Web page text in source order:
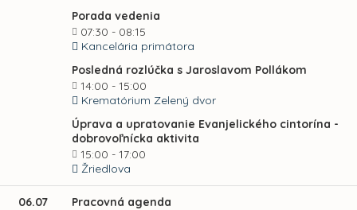
Porada vedenia
07:30 - 08:15
Kancelária primátora
Posledná rozlúčka s Jaroslavom Pollákom
14:00 - 15:00
Krematórium Zelený dvor
Úprava a upratovanie Evanjelického cintorína -
dobrovoľnícka aktivita
15:00 - 17:00
Žriedlova
06.07
Pracovná agenda